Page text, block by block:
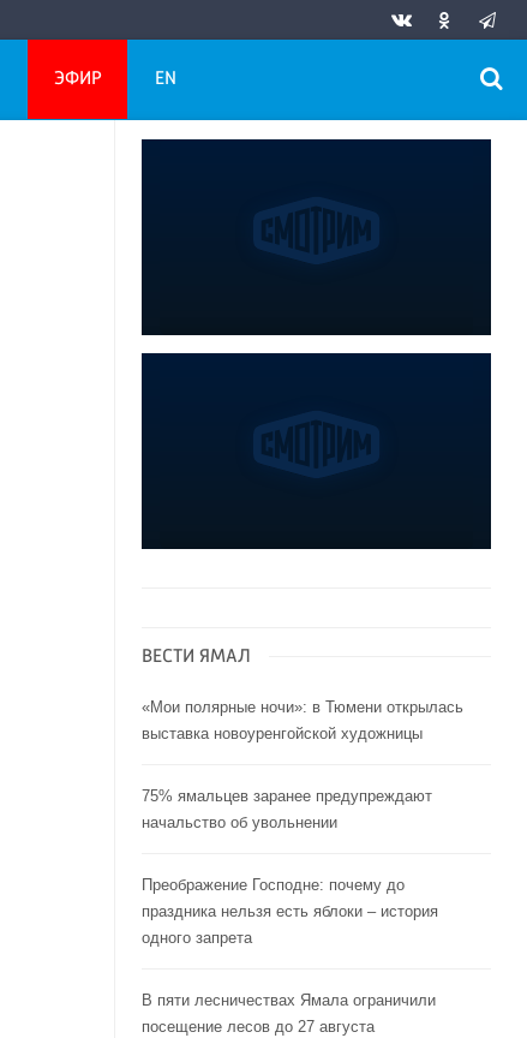
ЭФИР EN
ВЕСТИ ЯМАЛ
«Мои полярные ночи»: в Тюмени открылась
выставка новоуренгойской художницы
75% ямальцев заранее предупреждают
начальство об увольнении
Преображение Господне: почему до
праздника нельзя есть яблоки – история
одного запрета
В пяти лесничествах Ямала ограничили
посещение лесов до 27 августа